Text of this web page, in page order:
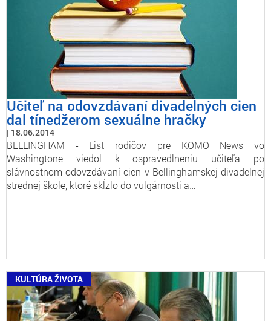
Učiteľ na odovzdávaní divadelných cien
dal tínedžerom sexuálne hračky
18.06.2014
BELLINGHAM - List rodičov pre KOMO News vo
Washingtone viedol k ospravedlneniu učiteľa po
slávnostnom odovzdávaní cien v Bellinghamskej divadelnej
strednej škole, ktoré skĺzlo do vulgárnosti a…
KULTÚRA ŽIVOTA